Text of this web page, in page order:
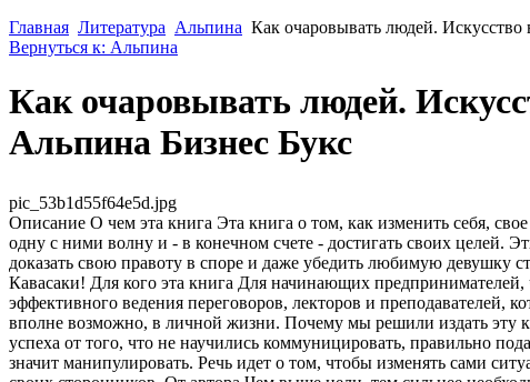
Главная Литература Альпина Как очаровывать людей.
Вернуться к: Альпина
Как очаровывать людей.
Альпина Бизнес Букс
pic_53b1d55f64e5d.jpg
Описание О чем эта книга Эта книга о том, как изменить себя,
одну с ними волну и - в конечном счете - достигать своих целей.
доказать свою правоту в споре и даже убедить любимую девушку
Кавасаки! Для кого эта книга Для начинающих
эффективного ведения переговоров, лекторов и преподавателей,
вполне возможно, в личной жизни. Почему мы решили издать эту
успеха от того, что не научились коммуницировать, правильно
значит манипулировать. Речь идет о том, чтобы изменять сами